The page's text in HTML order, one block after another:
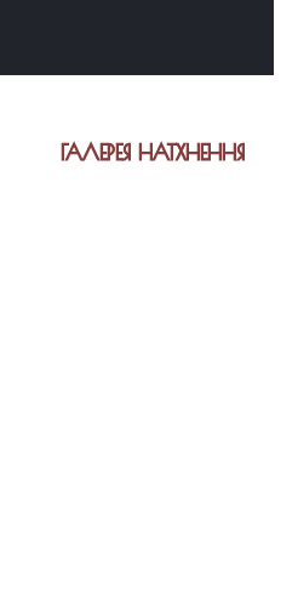
ГАЛЕРЕЯ НАТХНЕННЯ